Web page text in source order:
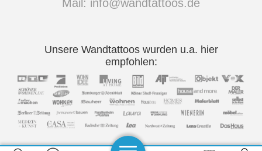
Mail: info@wandtattoos.de
Unsere Wandtattoos wurden u.a. hier
empfohlen: